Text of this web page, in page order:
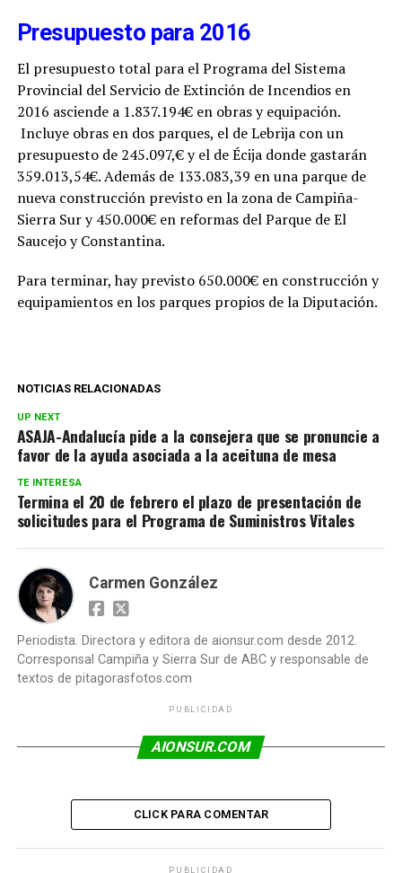
Presupuesto para 2016
El presupuesto total para el Programa del Sistema
Provincial del Servicio de Extinción de Incendios en
2016 asciende a 1.837.194€ en obras y equipación.
Incluye obras en dos parques, el de Lebrija con un
presupuesto de 245.097,€ y el de Écija donde gastarán
359.013,54€. Además de 133.083,39 en una parque de
nueva construcción previsto en la zona de Campiña-
Sierra Sur y 450.000€ en reformas del Parque de El
Saucejo y Constantina.
Para terminar, hay previsto 650.000€ en construcción y
equipamientos en los parques propios de la Diputación.
NOTICIAS RELACIONADAS
UP NEXT
ASAJA-Andalucía pide a la consejera que se pronuncie a
favor de la ayuda asociada a la aceituna de mesa
TE INTERESA
Termina el 20 de febrero el plazo de presentación de
solicitudes para el Programa de Suministros Vitales
Carmen González
Periodista. Directora y editora de aionsur.com desde 2012.
Corresponsal Campiña y Sierra Sur de ABC y responsable de
textos de pitagorasfotos.com
PUBLICIDAD
AIONSUR.COM
CLICK PARA COMENTAR
PUBLICIDAD